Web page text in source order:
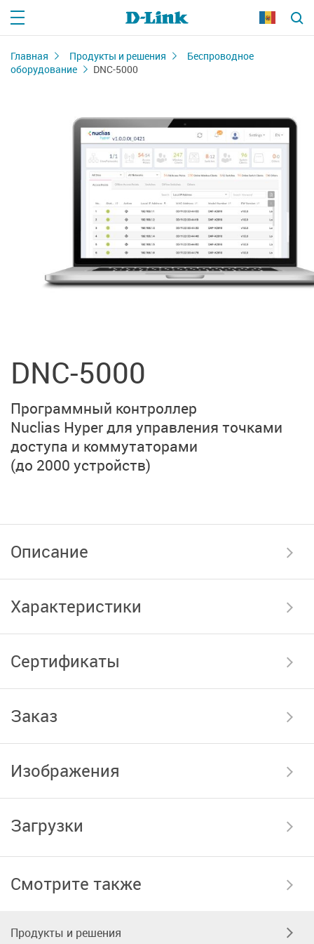
Главная Продукты и решения
Беспроводное
оборудование
DNC-5000
DNC-5000
Программный контроллер
Nuclias Hyper для управления точками
доступа и коммутаторами
(до 2000 устройств)
Описание
Характеристики
Сертификаты
Заказ
Изображения
Загрузки
Смотрите также
Продукты и решения